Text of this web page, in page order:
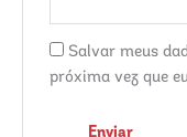
Salvar meus
próxima vez que